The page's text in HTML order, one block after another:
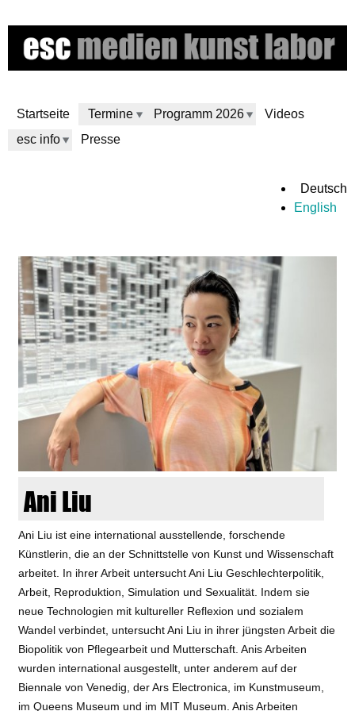
zum
Inhalt
Startseite Termine Programm 2026
Videos
esc info
Presse
c
m
e
k
u
n
s
Deutsch
English
Ani Liu
Ani Liu ist eine international ausstellende, forschende
Künstlerin, die an der Schnittstelle von Kunst und Wissenschaft
arbeitet. In ihrer Arbeit untersucht Ani Liu Geschlechterpolitik,
Arbeit, Reproduktion, Simulation und Sexualität. Indem sie
neue Technologien mit kultureller Reflexion und sozialem
Wandel verbindet, untersucht Ani Liu in ihrer jüngsten Arbeit die
Biopolitik von Pflegearbeit und Mutterschaft. Anis Arbeiten
wurden international ausgestellt, unter anderem auf der
Biennale von Venedig, der Ars Electronica, im Kunstmuseum,
im Queens Museum und im MIT Museum. Anis Arbeiten